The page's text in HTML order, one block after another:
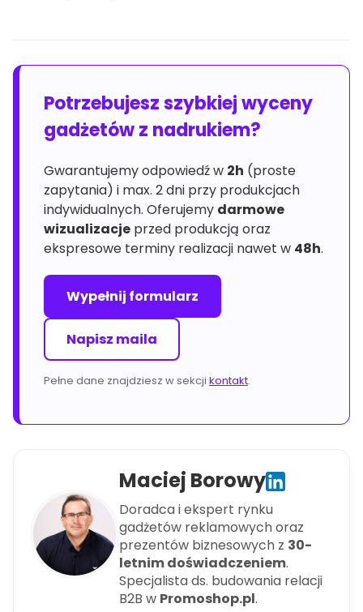
Potrzebujesz szybkiej wyceny
gadżetów z nadrukiem?
Gwarantujemy odpowiedź w 2h (proste
zapytania) i max. 2 dni przy produkcjach
indywidualnych. Oferujemy darmowe
wizualizacje przed produkcją oraz
ekspresowe terminy realizacji nawet w 48h.
Wypełnij formularz
Napisz maila
Pełne dane znajdziesz w sekcji kontakt.
Maciej Borowy
Doradca i ekspert rynku
gadżetów reklamowych oraz
prezentów biznesowych z 30-
letnim doświadczeniem.
Specjalista ds. budowania relacji
B2B w Promoshop.pl.